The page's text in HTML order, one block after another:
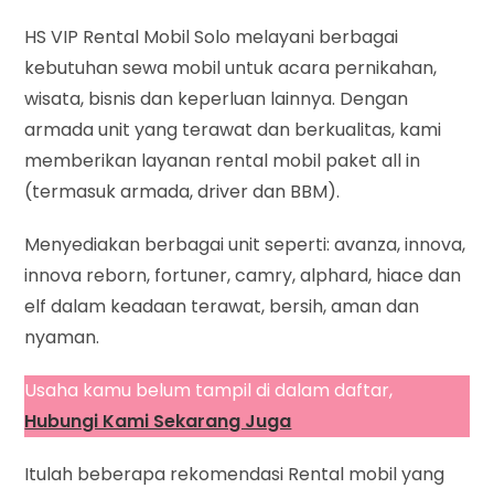
HS VIP Rental Mobil Solo melayani berbagai
kebutuhan sewa mobil untuk acara pernikahan,
wisata, bisnis dan keperluan lainnya. Dengan
armada unit yang terawat dan berkualitas, kami
memberikan layanan rental mobil paket all in
(termasuk armada, driver dan BBM).
Menyediakan berbagai unit seperti: avanza, innova,
innova reborn, fortuner, camry, alphard, hiace dan
elf dalam keadaan terawat, bersih, aman dan
nyaman.
Usaha kamu belum tampil di dalam daftar,
Hubungi Kami Sekarang Juga
Itulah beberapa rekomendasi Rental mobil yang